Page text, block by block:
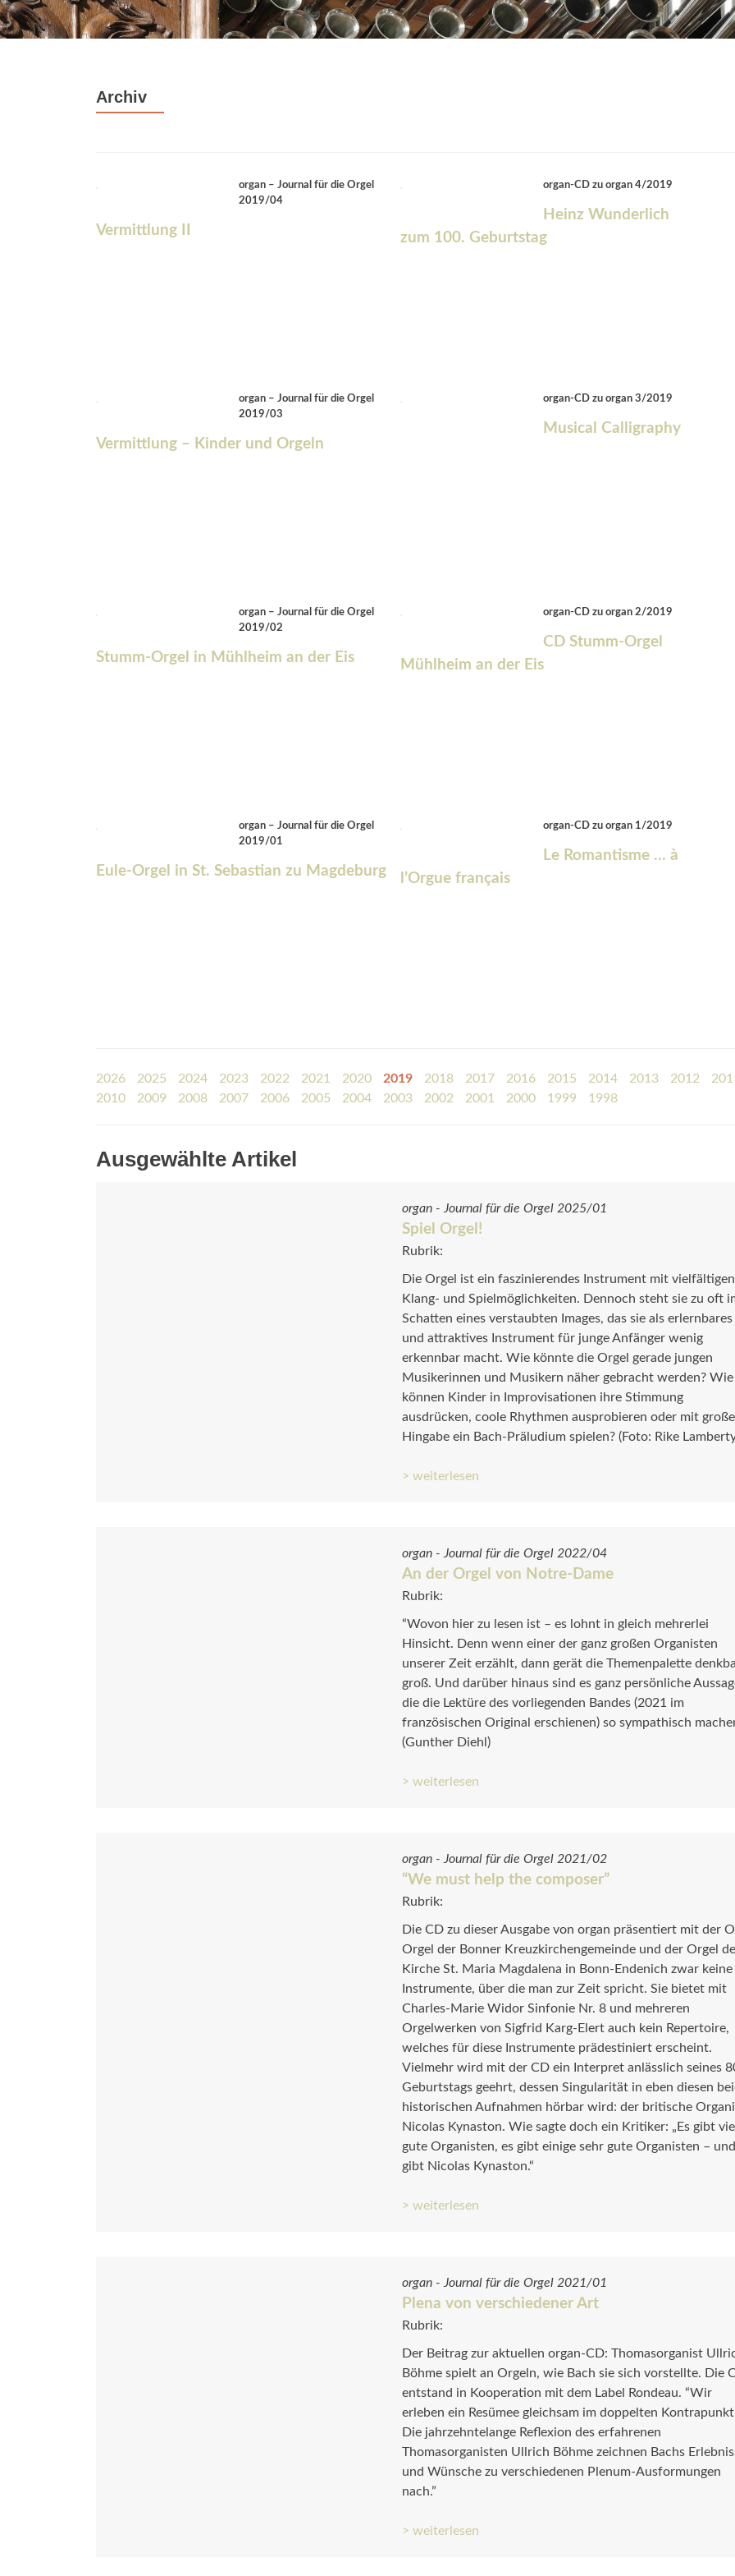
Archiv
organ – Journal für die Orgel
2019/04
Vermittlung II
organ-CD zu organ 4/2019
Heinz Wunderlich
zum 100. Geburtstag
organ – Journal für die Orgel
2019/03
Vermittlung – Kinder und Orgeln
organ-CD zu organ 3/2019
Musical Calligraphy
organ – Journal für die Orgel
2019/02
Stumm-Orgel in Mühlheim an der Eis
organ-CD zu organ 2/2019
CD Stumm-Orgel
Mühlheim an der Eis
organ – Journal für die Orgel
2019/01
Eule-Orgel in St. Sebastian zu Magdeburg
organ-CD zu organ 1/2019
Le Romantisme … à
l’Orgue français
2026 2025 2024 2023 2022 2021 2020 2019 2018 2017 2016 2015 2014 2013 2012
2010
2009 2008 2007 2006 2005 2004 2003 2002 2001 2000 1999 1998
Ausgewählte Artikel
organ - Journal für die Orgel 2025/01
Spiel Orgel!
Rubrik:
Die Orgel ist ein faszinierendes Instrument mit viel­fäl­tigen
Klang- und Spielmöglichkeiten. Dennoch steht sie zu oft
Schatten eines verstaubten Images, das sie als erlernbares
und attraktives Instrument für junge Anfänger wenig
erkennbar macht. Wie könnte die Orgel gerade jungen
Musikerinnen und Musikern näher gebracht werden? Wie
können Kinder in Improvisationen ihre Stimmung
ausdrücken, coole Rhythmen ausprobieren oder mit
Hingabe ein Bach-Präludium spielen? (Foto: Rike
> weiterlesen
organ - Journal für die Orgel 2022/04
An der Orgel von Notre-Dame
Rubrik:
“Wovon hier zu lesen ist – es lohnt in gleich mehrerlei
Hinsicht. Denn wenn einer der ganz großen Organisten
unserer Zeit erzählt, dann gerät die Themenpalette
groß. Und darüber hinaus sind es ganz persönliche
die die Lektüre des vorliegenden Bandes (2021 im
französischen Original erschienen) so sympathisch
(Gunther Diehl)
> weiterlesen
organ - Journal für die Orgel 2021/02
“We must help the composer”
Rubrik:
Die CD zu dieser Ausgabe von organ präsentiert mit der
Orgel der Bonner Kreuzkirchengemeinde und der Orgel
Kirche St. Maria Magdalena in Bonn-Endenich zwar keine
Instrumente, über die man zur Zeit spricht. Sie bietet mit
Charles-Marie Widor Sinfonie Nr. 8 und mehreren
Orgelwerken von Sigfrid Karg-Elert auch kein Repertoire,
welches für diese Instrumente prädestiniert erscheint.
Vielmehr wird mit der CD ein Interpret anlässlich seines
Geburtstags geehrt, dessen Singularität in eben diesen
historischen Aufnahmen hörbar wird: der britische
Nicolas Kynaston. Wie sagte doch ein Kritiker: „Es gibt
gute Organisten, es gibt einige sehr gute Organisten –
gibt Nicolas Kynaston.“
> weiterlesen
organ - Journal für die Orgel 2021/01
Plena von verschiedener Art
Rubrik:
Der Beitrag zur aktuellen organ-CD: Thomasorganist
Böhme spielt an Orgeln, wie Bach sie sich vorstellte. Die
entstand in Kooperation mit dem Label Rondeau. “Wir
erleben ein Resümee gleichsam im doppelten
Die jahrzehntelange Reflexion des erfahrenen
Thomasorganisten Ullrich Böhme zeichnen Bachs
und Wünsche zu verschiedenen Plenum-Ausformungen
nach.”
> weiterlesen